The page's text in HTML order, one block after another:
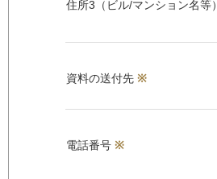
住所3（ビル/マンション名等）
資料の送付先 ※
電話番号 ※